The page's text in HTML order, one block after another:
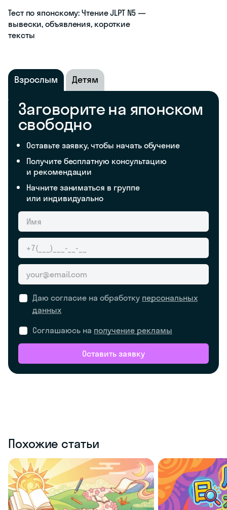
Тест по японскому: Чтение JLPT N5 —
вывески, объявления, короткие
тексты
Взрослым Детям
Заговорите на японском
свободно
Оставьте заявку, чтобы начать обучение
Получите бесплатную консультацию
и рекомендации
Начните заниматься в группе
или индивидуально
Даю согласие на обработку персональных
данных
Соглашаюсь на получение рекламы
Оставить заявку
Похожие статьи